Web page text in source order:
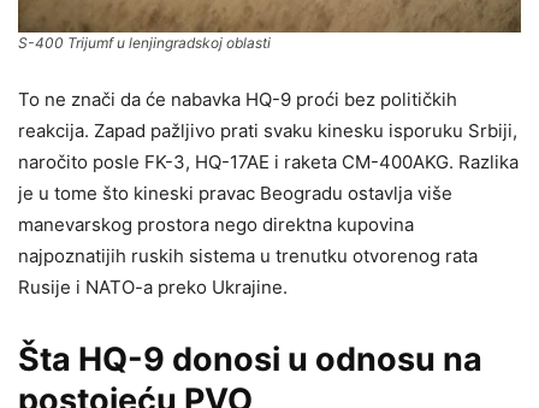
S-400 Trijumf u lenjingradskoj oblasti
To ne znači da će nabavka HQ-9 proći bez političkih
reakcija. Zapad pažljivo prati svaku kinesku isporuku Srbiji,
naročito posle FK-3, HQ-17AE i raketa CM-400AKG. Razlika
je u tome što kineski pravac Beogradu ostavlja više
manevarskog prostora nego direktna kupovina
najpoznatijih ruskih sistema u trenutku otvorenog rata
Rusije i NATO-a preko Ukrajine.
Šta HQ-9 donosi u odnosu na